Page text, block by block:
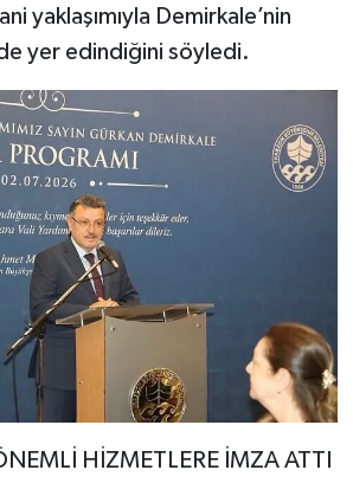
yaklaşımıyla Demirkale’nin
yer edindiğini söyledi.
HİZMETLERE İMZA ATTI